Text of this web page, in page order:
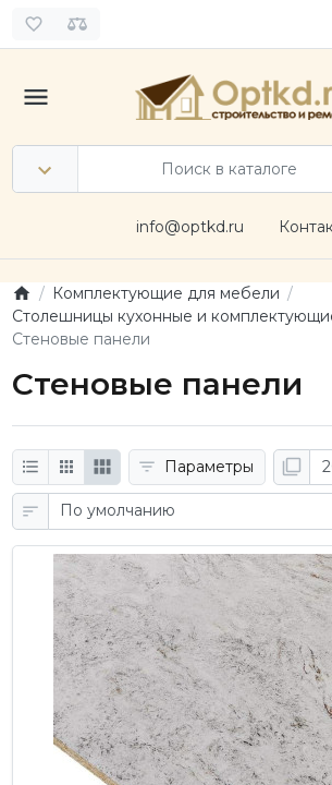
info@optkd.ru
Комплектующие для мебели
Столешницы кухонные и
Стеновые панели
Стеновые панели
Параметры